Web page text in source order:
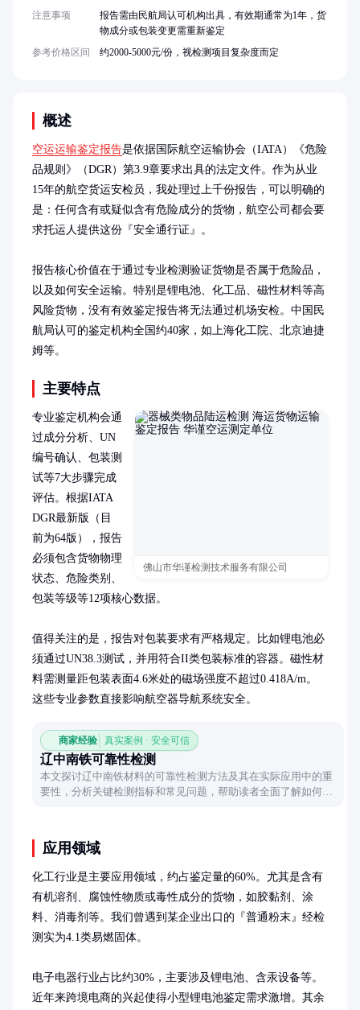
概述
空运运输鉴定报告是依据国际航空运输协会（IATA）《危险
品规则》（DGR）第3.9章要求出具的法定文件。作为从业
15年的航空货运安检员，我处理过上千份报告，可以明确的
是：任何含有或疑似含有危险成分的货物，航空公司都会要
求托运人提供这份『安全通行证』。
报告核心价值在于通过专业检测验证货物是否属于危险品，
以及如何安全运输。特别是锂电池、化工品、磁性材料等高
风险货物，没有有效鉴定报告将无法通过机场安检。中国民
航局认可的鉴定机构全国约40家，如上海化工院、北京迪捷
姆等。
主要特点
佛山市华谨检测技术服务有限公司
专业鉴定机构会通
过成分分析、UN
编号确认、包装测
试等7大步骤完成
评估。根据IATA
DGR最新版（目
前为64版），报告
必须包含货物物理
状态、危险类别、
包装等级等12项核心数据。
值得关注的是，报告对包装要求有严格规定。比如锂电池必
须通过UN38.3测试，并用符合II类包装标准的容器。磁性材
料需测量距包装表面4.6米处的磁场强度不超过0.418A/m。
这些专业参数直接影响航空器导航系统安全。
商家经验 真实案例 · 安全可信
辽中南铁可靠性检测
本文探讨辽中南铁材料的可靠性检测方法及其在实际应用中的重
要性，分析关键检测指标和常见问题，帮助读者全面了解如何确
应用领域
化工行业是主要应用领域，约占鉴定量的60%。尤其是含有
有机溶剂、腐蚀性物质或毒性成分的货物，如胶黏剂、涂
料、消毒剂等。我们曾遇到某企业出口的『普通粉末』经检
测实为4.1类易燃固体。
电子电器行业占比约30%，主要涉及锂电池、含汞设备等。
近年来跨境电商的兴起使得小型锂电池鉴定需求激增。其余
注意事项
报告需由民航局认可机构出具，有效期通常为1年，货
物成分或包装变更需重新鉴定
参考价格区间
约2000-5000元/份，视检测项目复杂度而定